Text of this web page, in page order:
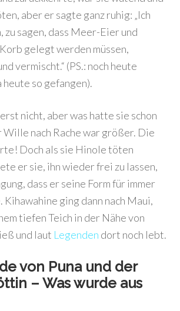
aber er sagte ganz ruhig: „Ich
zu sagen, dass Meer-Eier und
gelegt werden müssen,
vermischt.“ (PS.: noch heute
so gefangen).
nicht, aber was hatte sie schon
Wille nach Rache war größer. Die
Doch als sie Hinole töten
er sie, ihn wieder frei zu lassen,
dass er seine Form für immer
ging dann nach Maui,
tiefen Teich in der Nähe von
und laut Legenden dort noch lebt.
von Puna und der
–Was wurde aus